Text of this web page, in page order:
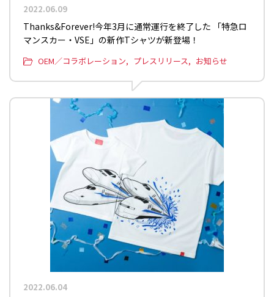
2022.06.09
Thanks&Forever!今年3月に通常運行を終了した 「特急ロ
マンスカー・VSE」の新作Tシャツが新登場！
OEM／コラボレーション プレスリリース お知らせ
2022.06.04